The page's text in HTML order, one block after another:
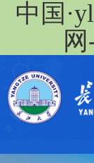
中国